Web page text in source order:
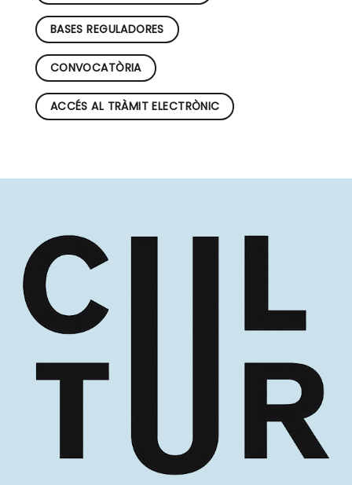
BASES REGULADORES
CONVOCATÒRIA
ACCÉS AL TRÀMIT ELECTRÒNIC